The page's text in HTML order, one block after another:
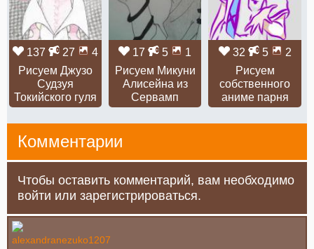
137 27
4
Рисуем Джузо
Судзуя
Токийского гуля
17 5
1
Рисуем Микуни
Алисейна из
Сервамп
32 5
2
Рисуем
собственного
аниме парня
Комментарии
Чтобы оставить комментарий, вам необходимо
войти или зарегистрироваться.